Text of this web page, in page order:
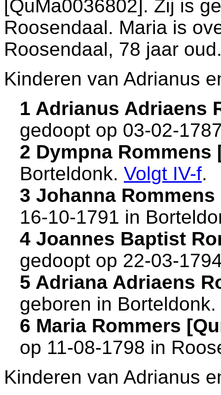
[QuMa0036802]. Zij is
Roosendaal. Maria is
Roosendaal, 78 jaar
Kinderen van Adrianus
1 Adrianus Adriaens
gedoopt op 03-02-
2 Dympna Rommens
Borteldonk. Volgt IV-f.
3 Johanna Rommens
16-10-1791 in
4 Joannes Baptist
gedoopt op 22-03-
5 Adriana Adriaens
geboren in Borteldonk.
6 Maria Rommers
op 11-08-1798 in
Kinderen van Adrianus